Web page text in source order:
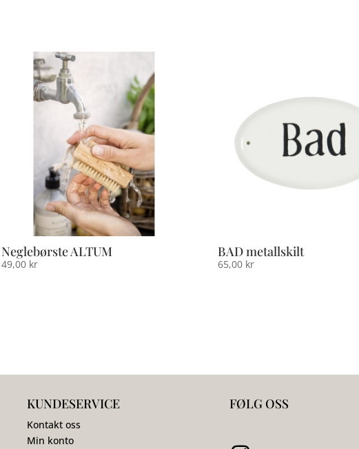
Neglebørste ALTUM
49,00 kr
BAD metallskilt
65,00 kr
KUNDESERVICE
Kontakt oss
Min konto
FØLG OSS